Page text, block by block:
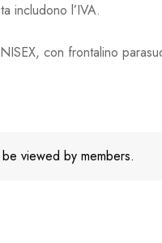
includono l’IVA.
con frontalino
viewed by members.